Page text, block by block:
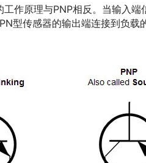
作原理与PNP相反。当输入
型传感器的输出端连接到负载